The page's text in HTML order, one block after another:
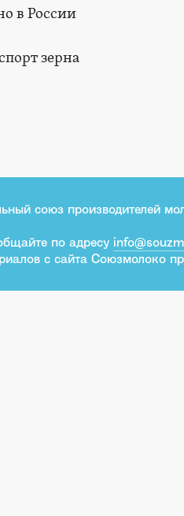
союз производителей
по адресу
с сайта Союзмолоко